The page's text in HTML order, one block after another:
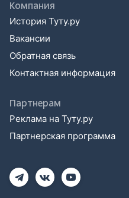
Компания
История Туту.ру
Вакансии
Обратная связь
Контактная информация
Партнерам
Реклама на Туту.ру
Партнерская программа